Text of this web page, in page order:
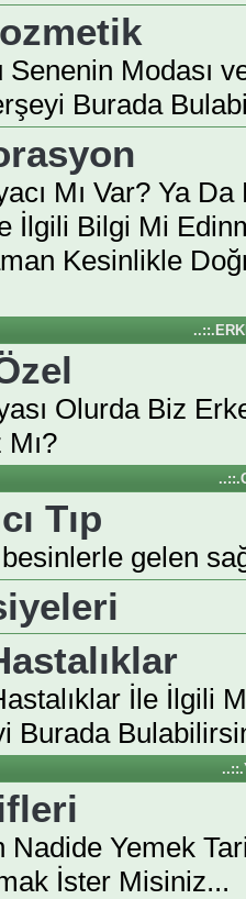
Modası
Burada
Mı Var? Ya Da
İlgili Bilgi Mi
Kesinlikle
Olurda Biz
Tıp
gelen
İle İlgili
Burada
Nadide Yemek
İster Misiniz...